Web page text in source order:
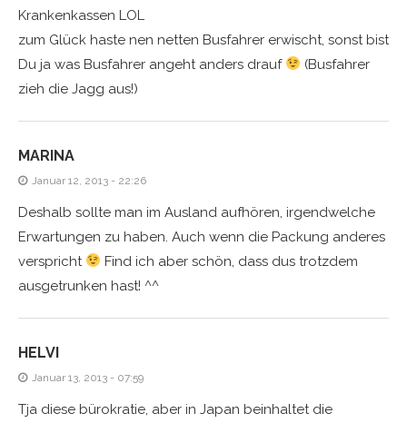
Krankenkassen LOL
zum Glück haste nen netten Busfahrer erwischt, sonst bist
Du ja was Busfahrer angeht anders drauf
(Busfahrer
zieh die Jagg aus!)
MARINA
Januar 12, 2013 - 22:26
Deshalb sollte man im Ausland aufhören, irgendwelche
Erwartungen zu haben. Auch wenn die Packung anderes
verspricht
Find ich aber schön, dass dus trotzdem
ausgetrunken hast! ^^
HELVI
Januar 13, 2013 - 07:59
Tja diese bürokratie, aber in Japan beinhaltet die